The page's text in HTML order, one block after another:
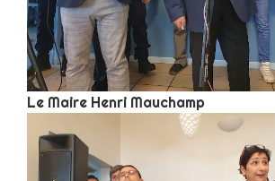
Le Maire Henri Mauchamp